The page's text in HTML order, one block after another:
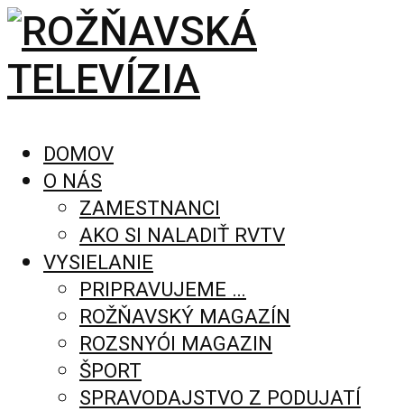
DOMOV
O NÁS
ZAMESTNANCI
AKO SI NALADIŤ RVTV
VYSIELANIE
PRIPRAVUJEME …
ROŽŇAVSKÝ MAGAZÍN
ROZSNYÓI MAGAZIN
ŠPORT
SPRAVODAJSTVO Z PODUJATÍ